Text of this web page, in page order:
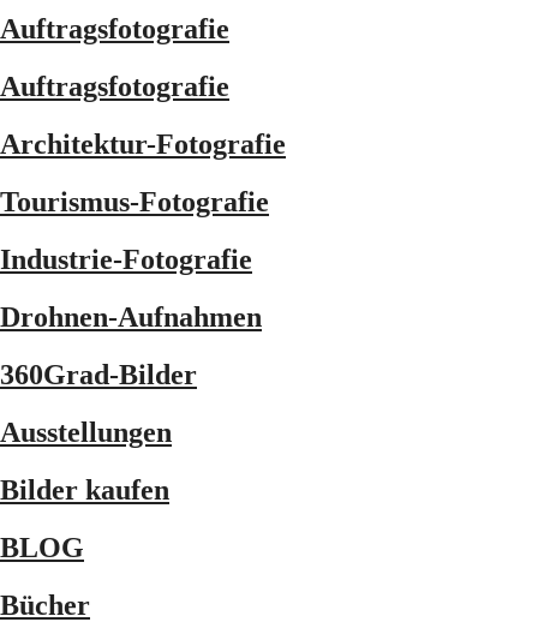
Auftragsfotografie
Auftragsfotografie
Architektur-Fotografie
Tourismus-Fotografie
Industrie-Fotografie
Drohnen-Aufnahmen
360Grad-Bilder
Ausstellungen
Bilder kaufen
BLOG
Bücher